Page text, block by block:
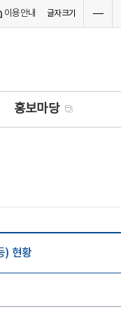
이용안내 글자크기
홍보마당
) 현황